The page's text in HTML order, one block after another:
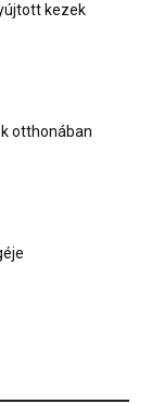
kezek
otthonában